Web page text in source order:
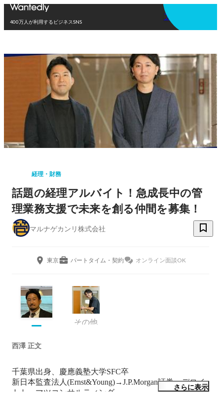
400万人が利用するビジネスSNS
アプリを使う
経理・財務
話題の経理アルバイト！急成長中の管
理業務支援で未来を創る仲間を募集！
マルナゲカンリ株式会社
東京 パートタイム・契約 オンライン面談OK
その他
西澤 正文
千葉県出身、慶應義塾大学SFC卒
新日本監査法人(Ernst&Young)→J.P.Morgan証券→デロイ
トトーマツコンサルティング
さらに表示